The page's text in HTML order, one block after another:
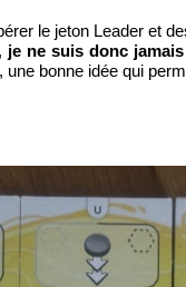
le jeton Leader et
je ne suis donc
bonne idée qui